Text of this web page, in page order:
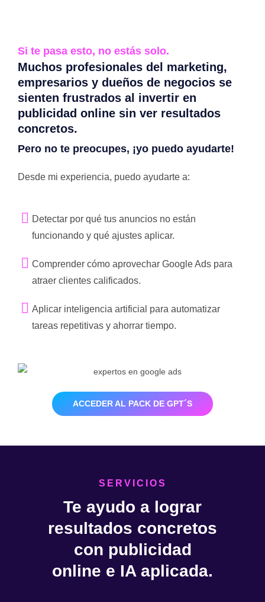
Si te pasa esto, no estás solo.
Muchos profesionales del marketing,
empresarios y dueños de negocios se
sienten frustrados al invertir en
publicidad online sin ver resultados
concretos.
Pero no te preocupes, ¡yo puedo ayudarte!
Desde mi experiencia, puedo ayudarte a:
Detectar por qué tus anuncios no están
funcionando y qué ajustes aplicar.
Comprender cómo aprovechar Google Ads para
atraer clientes calificados.
Aplicar inteligencia artificial para automatizar
tareas repetitivas y ahorrar tiempo.
ACCEDER AL PACK DE GPT´S
SERVICIOS
Te ayudo a lograr
resultados concretos
con publicidad
online e IA aplicada.